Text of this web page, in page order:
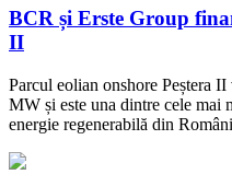
BCR și Erste Group
II
Parcul eolian onshore Peștera
MW și este una dintre cele mai
energie regenerabilă din